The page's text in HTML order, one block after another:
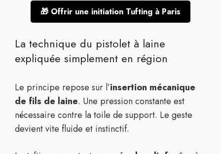
🎁 Offrir une initiation Tufting à Paris
La technique du pistolet à laine
expliquée simplement en région
Le principe repose sur l’insertion mécanique
de fils de laine. Une pression constante est
nécessaire contre la toile de support. Le geste
devient vite fluide et instinctif.